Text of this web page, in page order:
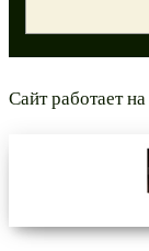
Сайт работает на